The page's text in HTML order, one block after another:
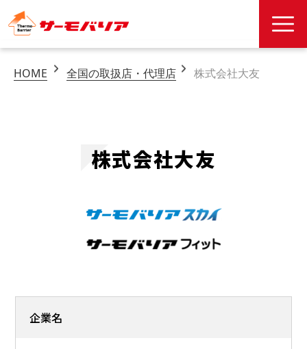
HOME 全国の取扱店・代理店 株式会社大友
株式会社大友
企業名